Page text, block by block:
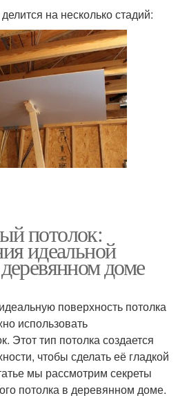
на несколько стадий:
потолок:
идеальной
доме
поверхность потолка
использовать
Этот тип потолка создается
чтобы сделать её гладкой
мы рассмотрим секреты
потолка в деревянном доме.